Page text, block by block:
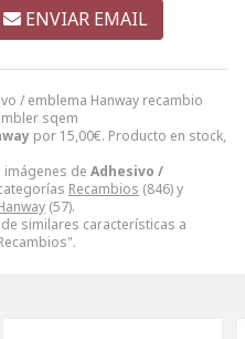
/ emblema Hanway recambio
sqem
por 15,00€. Producto en stock,
imágenes de Adhesivo /
Recambios (846) y
(57).
similares características a
ENVIAR EMAIL